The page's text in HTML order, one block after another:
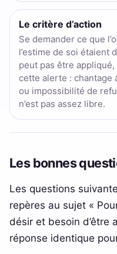
Le critère d’action
Se demander ce que
l’estime de soi étaient
peut pas être
cette alerte : chantage
ou impossibilité de
n’est pas assez libre.
Les bonnes
Les questions
repères au sujet «
désir et besoin d’être
réponse identique